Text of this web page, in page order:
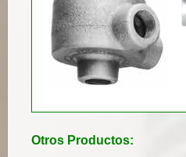
Otros Productos: